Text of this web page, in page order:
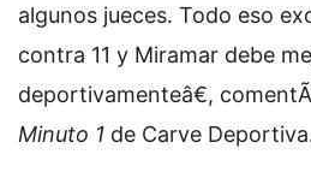
algunos jueces. Todo eso
contra 11 y Miramar debe
deportivamenteâ€,
Minuto 1 de Carve